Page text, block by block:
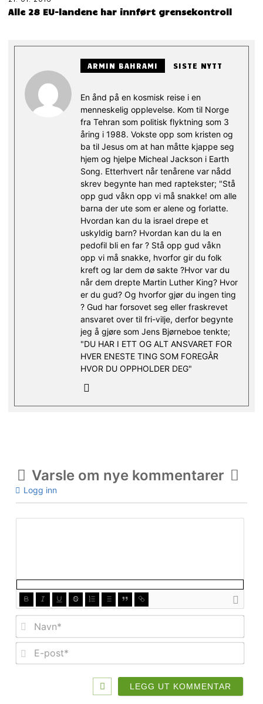
Alle 28 EU-landene har innført grensekontroll
ARMIN BAHRAMI SISTE NYTT
En ånd på en kosmisk reise i en
menneskelig opplevelse. Kom til Norge
fra Tehran som politisk flyktning som 3
åring i 1988. Vokste opp som kristen og
ba til Jesus om at han måtte kjappe seg
hjem og hjelpe Micheal Jackson i Earth
Song. Etterhvert når tenårene var nådd
skrev begynte han med raptekster; "Stå
opp gud våkn opp vi må snakke! om alle
barna der ute som er alene og forlatte.
Hvordan kan du la israel drepe et
uskyldig barn? Hvordan kan du la en
pedofil bli en far ? Stå opp gud våkn
opp vi må snakke, hvorfor gir du folk
kreft og lar dem dø sakte ?Hvor var du
når dem drepte Martin Luther King? Hvor
er du gud? Og hvorfor gjør du ingen ting
? Gud har forsovet seg eller fraskrevet
ansvaret over til fri-vilje, derfor begynte
jeg å gjøre som Jens Bjørneboe tenkte;
"DU HAR I ETT OG ALT ANSVARET FOR
HVER ENESTE TING SOM FOREGÅR
HVOR DU OPPHOLDER DEG"
Varsle om nye kommentarer
Logg inn
E-